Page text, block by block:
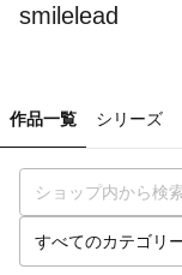
smilelead
作品一覧 シリーズ